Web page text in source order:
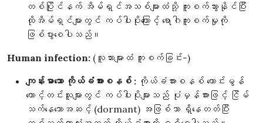
တစ်ပြိုင်နက် အိမ်ရှင်အသစ်များထံသို့ ကူးစက်သွားနိုင်ပြီး
ထိုအိမ်ရှင်များတွင် ကပ်ပါးပိုးကြောင့် ရောဂါကူးစက်မှုကို
ဖြစ်ပွားစေပါသည်။
Human infection: (လူသားများထံ ကူးစက်ခြင်း-)
ကျန်းမာသော ကိုယ်ခံအားစနစ် : ကိုယ်ခံအားစနစ် ကောင်းမွန်
တောင့်တင်းသူများတွင် ကပ်ပါးပိုးများသည် ပုံမှန်အားဖြင့် ငြိမ်
သက်နေသောအဆင့် (dormant) အဖြစ်သာ ရှိနေတတ်ပြီး